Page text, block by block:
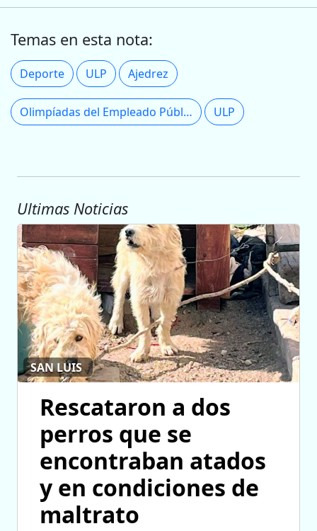
Temas en esta nota:
Deporte ULP Ajedrez
Olimpíadas del Empleado Público ULP
Ultimas Noticias
SAN LUIS
Rescataron a dos
perros que se
encontraban atados
y en condiciones de
maltrato